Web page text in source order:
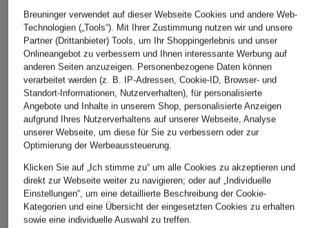
lilienfels
Cashmere-Pullover
CHF 199
Ursprünglich:CHF 349
by Aylin Koenig
Rollkragenpullover
CARLI
CHF 169
Ursprünglich:CHF 339
HERZEN'S
Cashmere-
CHF 239
Ursprünglich:
ÄHNLICHE ARTIKEL ENTDECKEN
Breuninger verwendet auf dieser Webseite Cookies und andere Web-
Technologien („Tools“). Mit Ihrer Zustimmung nutzen wir und unsere
Partner (Drittanbieter) Tools, um Ihr Shoppingerlebnis und unser
Onlineangebot zu verbessern und Ihnen interessante Werbung auf
anderen Seiten anzuzeigen. Personenbezogene Daten können
verarbeitet werden (z. B. IP-Adressen, Cookie-ID, Browser- und
Standort-Informationen, Nutzerverhalten), für personalisierte
Angebote und Inhalte in unserem Shop, personalisierte Anzeigen
aufgrund Ihres Nutzerverhaltens auf unserer Webseite, Analyse
unserer Webseite, um diese für Sie zu verbessern oder zur
Optimierung der Werbeaussteuerung.
Klicken Sie auf „Ich stimme zu“ um alle Cookies zu akzeptieren und
direkt zur Webseite weiter zu navigieren; oder auf „Individuelle
Einstellungen“, um eine detaillierte Beschreibung der Cookie-
Kategorien und eine Übersicht der eingesetzten Cookies zu erhalten
sowie eine individuelle Auswahl zu treffen.